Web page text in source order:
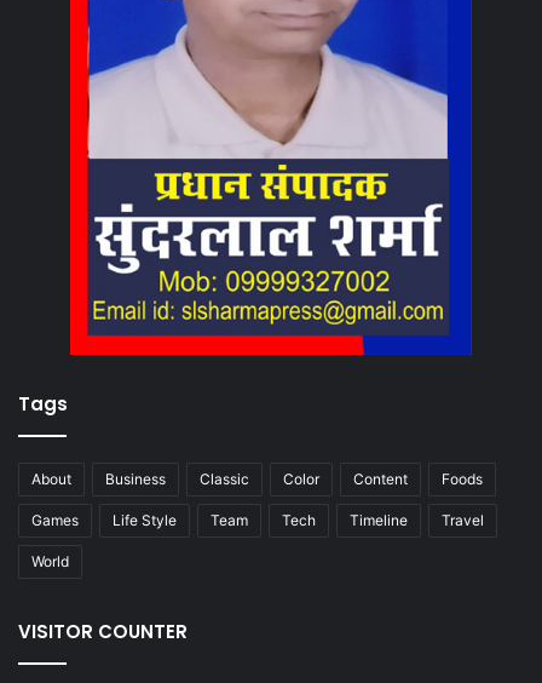
Tags
About Business Classic Color Content Foods
Games Life Style Team Tech Timeline Travel
World
VISITOR COUNTER